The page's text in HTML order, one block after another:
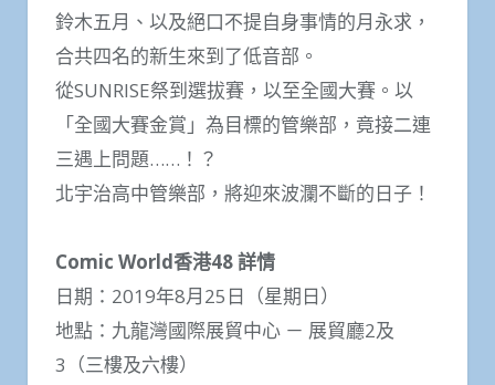
鈴木五月、以及絕口不提自身事情的月永求，
合共四名的新生來到了低音部。
從SUNRISE祭到選拔賽，以至全國大賽。以
「全國大賽金賞」為目標的管樂部，竟接二連
三遇上問題……！？
北宇治高中管樂部，將迎來波瀾不斷的日子！
Comic World香港48 詳情
日期：2019年8月25日（星期日）
地點：九龍灣國際展貿中心 － 展貿廳2及
3（三樓及六樓）